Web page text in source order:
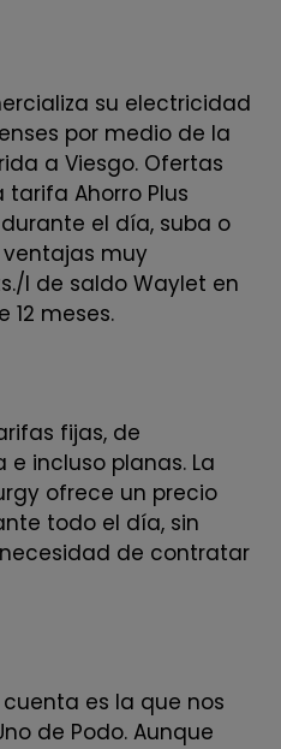
su electricidad
por medio de la
a Viesgo. Ofertas
Ahorro Plus
el día, suba o
ventajas muy
l de saldo Waylet en
12 meses.
fijas, de
incluso planas. La
ofrece un precio
todo el día, sin
de contratar
es la que nos
de Podo. Aunque